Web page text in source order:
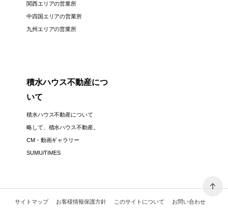
関西エリアの営業所
中四国エリアの営業所
九州エリアの営業所
積水ハウス不動産につ
いて
積水ハウス不動産について
略して、積水ハウス不動産。
CM・動画ギャラリー
SUMU/TIMES
サイトマップ お客様情報保護方針 このサイトについて お問い合わせ